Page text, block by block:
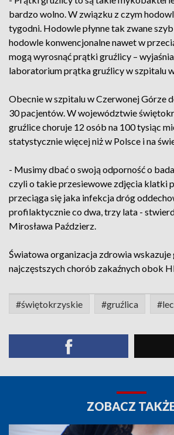
bardzo wolno. W związku z czym
tygodni. Hodowle płynne tak zwane
hodowle konwencjonalne nawet w
mogą wyrosnąć prątki gruźlicy –
laboratorium prątka gruźlicy w szpitalu
Obecnie w szpitalu w Czerwonej Górze
30 pacjentów. W województwie
gruźlice choruje 12 osób na 100 tysiąc
statystycznie więcej niż w Polsce i na
- Musimy dbać o swoją odporność o
czyli o takie przesiewowe zdjęcia klatki
przeciąga się jaka infekcja dróg
profilaktycznie co dwa, trzy lata -
Mirosława Paździerz.
Światowa organizacja zdrowia wskazuje
najczęstszych chorób zakaźnych obok
#świętokrzyskie #gruźlica
ZOBACZ